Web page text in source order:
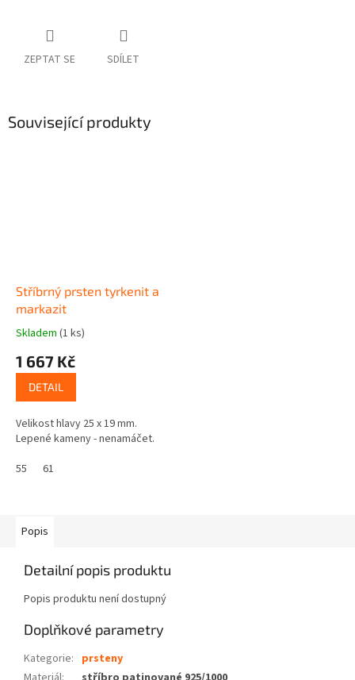
ZEPTAT SE SDÍLET
Související produkty
Stříbrný prsten tyrkenit a
markazit
Skladem (1 ks)
1 667 Kč
DETAIL
Velikost hlavy 25 x 19 mm.
Lepené kameny - nenamáčet.
55
61
Popis
Detailní popis produktu
Popis produktu není dostupný
Doplňkové parametry
Kategorie: prsteny